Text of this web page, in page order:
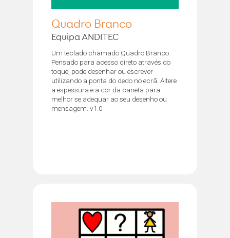
Quadro Branco
Equipa ANDITEC
Um teclado chamado Quadro Branco.
Pensado para acesso direto através do
toque, pode desenhar ou escrever
utilizando a ponta do dedo no ecrã. Altere
a espessura e a cor da caneta para
melhor se adequar ao seu desenho ou
mensagem. v1.0